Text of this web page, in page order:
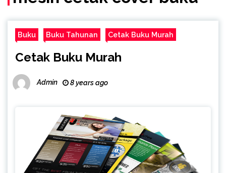
Buku Buku Tahunan Cetak Buku Murah
Cetak Buku Murah
Admin 8 years ago